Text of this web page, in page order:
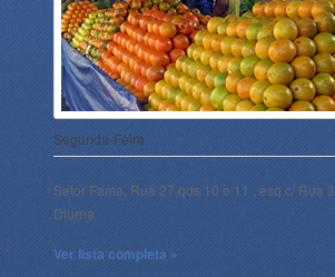
Segunda-Feira
Setor Fama, Rua 27,qds.10 e 11 , esq.c/ Rua 3,
Diurna
Ver lista completa »